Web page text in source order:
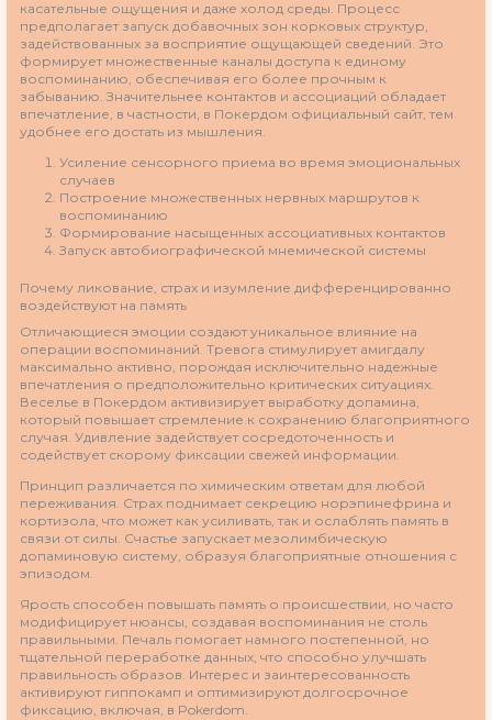
касательные ощущения и даже холод среды. Процесс
предполагает запуск добавочных зон корковых структур,
задействованных за восприятие ощущающей сведений. Это
формирует множественные каналы доступа к единому
воспоминанию, обеспечивая его более прочным к
забыванию. Значительнее контактов и ассоциаций обладает
впечатление, в частности, в Покердом официальный сайт, тем
удобнее его достать из мышления.
Усиление сенсорного приема во время эмоциональных
случаев
Построение множественных нервных маршрутов к
воспоминанию
Формирование насыщенных ассоциативных контактов
Запуск автобиографической мнемической системы
Почему ликование, страх и изумление дифференцированно
воздействуют на память
Отличающиеся эмоции создают уникальное влияние на
операции воспоминаний. Тревога стимулирует амигдалу
максимально активно, порождая исключительно надежные
впечатления о предположительно критических ситуациях.
Веселье в Покердом активизирует выработку допамина,
который повышает стремление к сохранению благоприятного
случая. Удивление задействует сосредоточенность и
содействует скорому фиксации свежей информации.
Принцип различается по химическим ответам для любой
переживания. Страх поднимает секрецию норэпинефрина и
кортизола, что может как усиливать, так и ослаблять память в
связи от силы. Счастье запускает мезолимбическую
допаминовую систему, образуя благоприятные отношения с
эпизодом.
Ярость способен повышать память о происшествии, но часто
модифицирует нюансы, создавая воспоминания не столь
правильными. Печаль помогает намного постепенной, но
тщательной переработке данных, что способно улучшать
правильность образов. Интерес и заинтересованность
активируют гиппокамп и оптимизируют долгосрочное
фиксацию, включая, в Pokerdom.